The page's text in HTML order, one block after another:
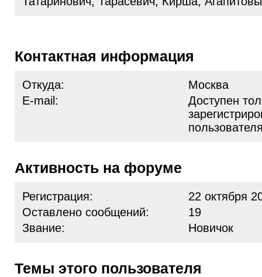
Контактная информация
Откуда:
Москва
E-mail:
Доступен
Активность на форуме
Регистрация:
22 октября
Оставлено сообщений:
19
Звание:
Новичок
Темы этого пользователя